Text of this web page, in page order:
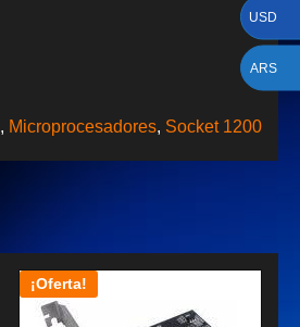
, Microprocesadores, Socket 1200
¡Oferta!
USD
ARS